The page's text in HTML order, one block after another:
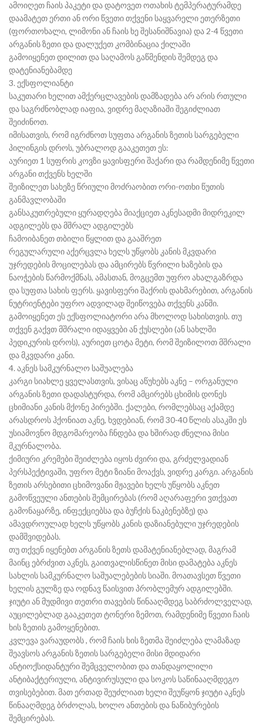
ამოიღეთ ჩაის პაკეტი და დატოვეთ ოთახის ტემპერატურამდე
დაამატეთ ერთი ან ორი წვეთი თქვენი საყვარელი ეთერზეთი
(ფორთოხალი, ლიმონი ან ჩაის ხე შესანიშნავია) და 2-4 წვეთი
არგანის ზეთი და დალუქეთ კომბინაცია ქილაში
გამოიყენეთ დილით და საღამოს გაწმენდის შემდეგ და
დატენიანებამდე
3. ექსფოლიანტი
საკუთარი ხელით ამქერცლავების დამზადება არ არის რთული
და საგრძნობლად იაფია, ვიდრე მაღაზიაში შეგიძლიათ
შეიძინოთ.
იმისათვის, რომ იგრძნოთ სუფთა არგანის ზეთის სარგებელი
პილინგის დროს, უბრალოდ გააკეთეთ ეს:
აურიეთ 1 სუფრის კოვზი ყავისფერი შაქარი და რამდენიმე წვეთი
არგანი თქვენს ხელში
შეიზილეთ სახეზე წრიული მოძრაობით ორი-ოთხი წუთის
განმავლობაში
განსაკუთრებული ყურადღება მიაქციეთ აკნესადმი მიდრეკილ
ადგილებს და მშრალ ადგილებს
ჩამოიბანეთ თბილი წყლით და გააშრეთ
რეგულარული აქერცვლა ხელს უწყობს კანის მკვდარი
უჯრედების მოცილებას და ამცირებს წვრილი ხაზების და
ნაოჭების წარმოქმნას, ამასთან, მოგცემთ უფრო ახალგაზრდა
და სუფთა სახის ფერს. ყავისფერი შაქრის დახმარებით, არგანის
ნუტრიენტები უფრო ადვილად შეიწოვება თქვენს კანში.
გამოიყენეთ ეს ექსფოლიატორი არა მხოლოდ სახისთვის. თუ
თქვენ გაქვთ მშრალი იდაყვები ან ქუსლები (ან სახლში
პედიკურის დროს), აურიეთ ცოტა მეტი, რომ შეიზილოთ მშრალი
და მკვდარი კანი.
4. აკნეს სამკურნალო საშუალება
კარგი სიახლე ყველასთვის, ვისაც აწუხებს აკნე – ორგანული
არგანის ზეთი დადასტურდა, რომ ამცირებს ცხიმის დონეს
ცხიმიანი კანის მქონე პირებში. ქალები, რომლებსაც აქამდე
არასდროს ჰქონიათ აკნე, ხვდებიან, რომ 30-40 წლის ასაკში ეს
უსიამოვნო მდგომარეობა ჩნდება და ხშირად ძნელია მისი
მკურნალობა.
ქიმიური კრემები შეიძლება იყოს ძვირი და, გრძელვადიან
პერსპექტივაში, უფრო მეტი ზიანი მოაქვს, ვიდრე კარგი. არგანის
ზეთის არსებითი ცხიმოვანი მჟავები ხელს უწყობს აკნეთ
გამოწვეული ანთების შემცირებას (რომ აღარაფერი ვთქვათ
გამონაყარზე, ინფექციებსა და ბუჩქის ნაკბენებზე) და
ამავდროულად ხელს უწყობს კანის დაზიანებული უჯრედების
დამშვიდებას.
თუ თქვენ იყენებთ არგანის ზეთს დამატენიანებლად, მაგრამ
მაინც ებრძვით აკნეს, გაითვალისწინეთ მისი დამატება აკნეს
სახლის სამკურნალო საშუალებების სიაში. მოათავსეთ წვეთი
ხელის გულზე და ოდნავ წაისვით პრობლემურ ადგილებში.
ჯიუტი ან მუდმივი თეთრი თავების წინააღმდეგ საბრძოლველად,
აუცილებლად გააკეთეთ ტონერი ზემოთ, რამდენიმე წვეთი ჩაის
ხის ზეთის გამოყენებით.
კვლევა ვარაუდობს , რომ ჩაის ხის ზეთმა შეიძლება ლამაზად
შეავსოს არგანის ზეთის სარგებელი მისი მდიდარი
ანტიოქსიდანტური შემცველობით და თანდაყოლილი
ანტიბაქტერიული, ანტივირუსული და სოკოს საწინააღმდეგო
თვისებებით. მათ ერთად შეუძლიათ ხელი შეუწყონ ჯიუტი აკნეს
წინააღმდეგ ბრძოლას, ხოლო ანთების და ნაწიბურების
შემცირებას.